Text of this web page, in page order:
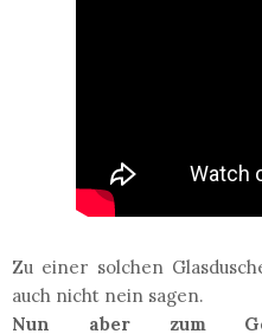
Zu einer solchen
auch nicht nein sagen.
Nun aber zum